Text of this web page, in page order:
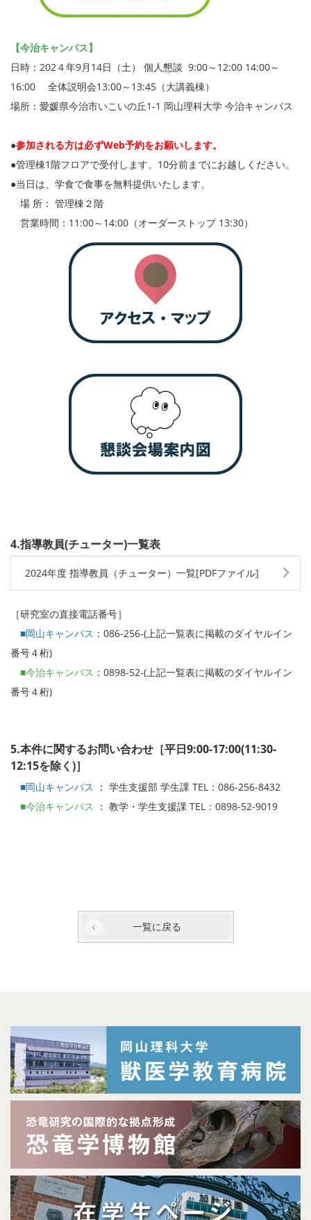
【今治キャンパス】
日時：202４年9月14日（土） 個人懇談 9:00～12:00 14:00～
16:00 全体説明会13:00～13:45（大講義棟）
場所：愛媛県今治市いこいの丘1-1 岡山理科大学 今治キャンパス
●参加される方は必ずWeb予約をお願いします。
●管理棟1階フロアで受付します。10分前までにお越しください。
●当日は、学食で食事を無料提供いたします。
場 所： 管理棟２階
営業時間：11:00～14:00（オーダーストップ 13:30）
4.指導教員(チューター)一覧表
2024年度 指導教員（チューター）一覧[PDFファイル]
［研究室の直接電話番号］
■岡山キャンパス ：086-256-(上記一覧表に掲載のダイヤルイン
番号４桁)
■今治キャンパス ：0898-52-(上記一覧表に掲載のダイヤルイン
番号４桁)
5.本件に関するお問い合わせ［平日9:00-17:00(11:30-
12:15を除く)］
■岡山キャンパス
： 学生支援部 学生課 TEL：086-256-8432
■今治キャンパス
： 教学・学生支援課 TEL：0898-52-9019
一覧に戻る